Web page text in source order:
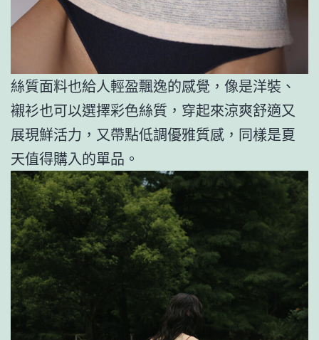
絲質面料也給人輕盈飄逸的感覺，像是洋裝、
襯衫也可以選擇彩色絲質，穿起來涼爽舒適又
展現鮮活力，又帶點低調優雅質感，同樣是夏
天值得購入的單品。